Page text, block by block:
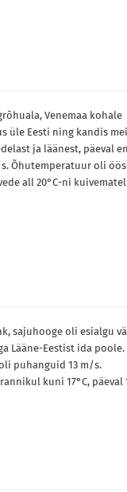
Venemaa kohale
üle Eesti ning kandis
ja läänest, päeval
Õhutemperatuur oli
all 20°C-ni kuivematel
sajuhooge oli esialgu
Lääne-Eestist ida poole.
puhanguid 13 m/s.
kuni 17°C, päeval